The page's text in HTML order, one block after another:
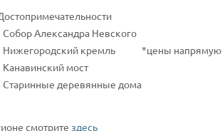
Собор Александра Невского
Нижегородский кремль
Канавинский мост
Старинные деревянные дома
*цены напрямую
смотрите здесь